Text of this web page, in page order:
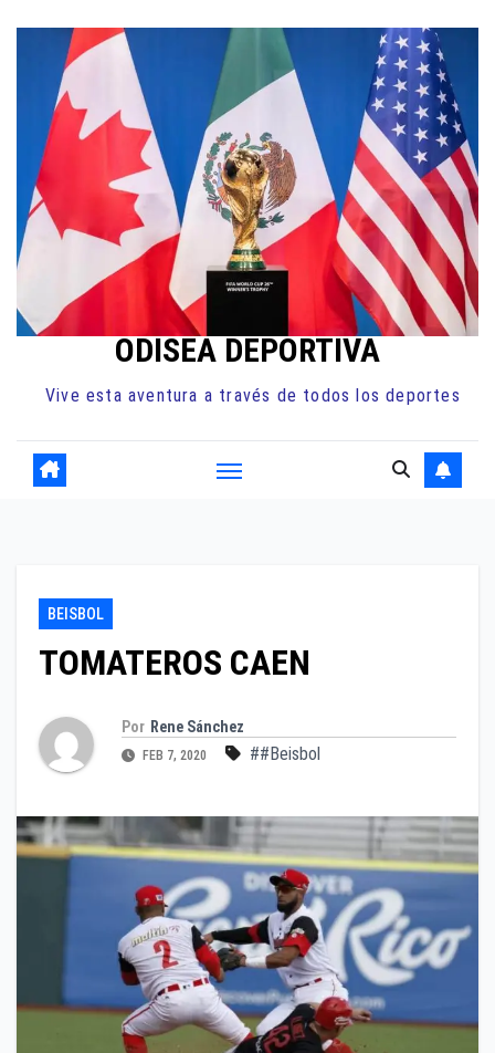
contenido
ODISEA DEPORTIVA
Vive esta aventura a través de todos los deportes
BEISBOL
TOMATEROS CAEN
Por Rene Sánchez
FEB 7, 2020 ##Beisbol